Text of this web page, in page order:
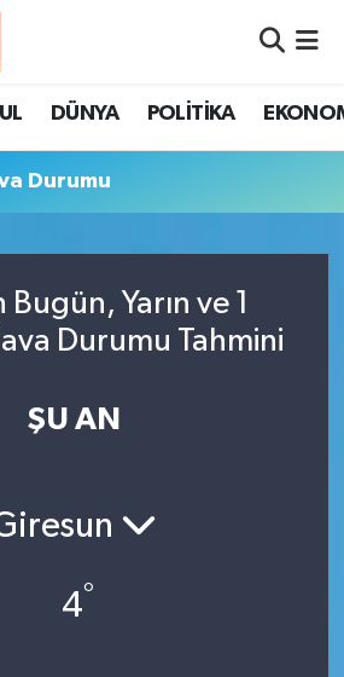
DÜNYA POLİTİKA
Durumu
Yarın ve 1
Durumu Tahmini
ŞU AN
4°
Durumu ve Fikstür